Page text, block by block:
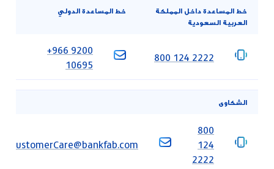
خط المساعدة داخل المملكة
العربية السعودية
خط المساعدة الدولي
‎800 124 2222
‎+966 9200
10695
الشكاوى
‎800
124
2222